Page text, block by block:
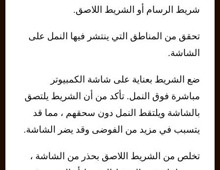
شريط الرسام أو الشريط اللاصق.
تحقق من المناطق التي ينتشر فيها النمل على
الشاشة.
ضع الشريط بعناية على شاشة الكمبيوتر
مباشرة فوق النمل. تأكد من أن الشريط يلتصق
بالشاشة ويلتقط النمل دون سحقهم ، مما قد
يتسبب في مزيد من الفوضى وقد يضر الشاشة.
تخلص من الشريط اللاصق بحذر من الشاشة ،